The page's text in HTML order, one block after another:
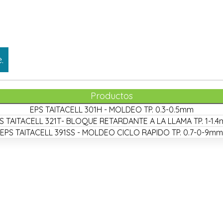
Productos
EPS TAITACELL 301H - MOLDEO TP. 0.3-0.5mm
TAITACELL 321T- BLOQUE RETARDANTE A LA LLAMA TP. 1-
EPS TAITACELL 391SS - MOLDEO CICLO RAPIDO TP. 0.7-0-9mm